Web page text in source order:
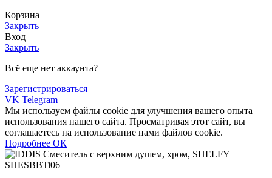
Корзина
Закрыть
Вход
Закрыть
Всё еще нет аккаунта?
Зарегистрироваться
VK Telegram
Мы используем файлы cookie для улучшения вашего опыта
использования нашего сайта. Просматривая этот сайт, вы
соглашаетесь на использование нами файлов cookie.
Подробнее Подробнее
ОК